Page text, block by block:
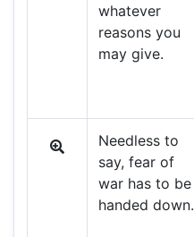
whatever
reasons you
may give.
Needless to
say, fear of
war has to be
handed down.